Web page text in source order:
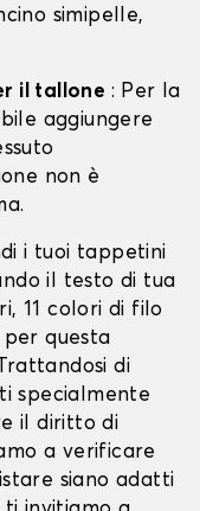
simipelle,
il tallone : Per la
aggiungere
non è
i tuoi tappetini
il testo di tua
11 colori di filo
questa
di
specialmente
il diritto di
a verificare
siano adatti